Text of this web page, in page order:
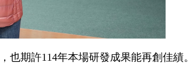
期許114年本場研發成果能再創佳績。